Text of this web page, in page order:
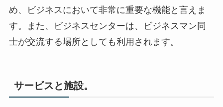
め、ビジネスにおいて非常に重要な機能と言えま
す。また、ビジネスセンターは、ビジネスマン同
士が交流する場所としても利用されます。
サービスと施設。